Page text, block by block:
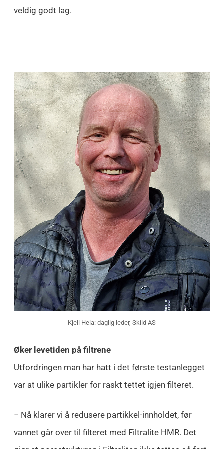
veldig godt lag.
Kjell Heia: daglig leder, Skild AS
Øker levetiden på filtrene
Utfordringen man har hatt i det første testanlegget
var at ulike partikler for raskt tettet igjen filteret.
− Nå klarer vi å redusere partikkel-innholdet, før
vannet går over til filteret med Filtralite HMR. Det